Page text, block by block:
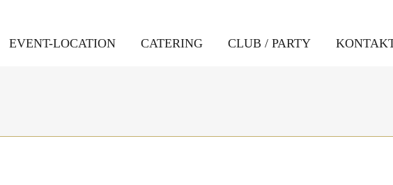
EVENT-LOCATION CATERING CLUB / PARTY